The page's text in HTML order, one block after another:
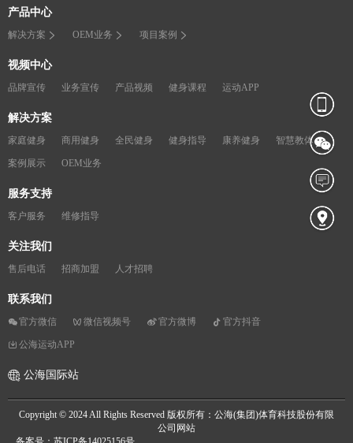
产品中心
解决方案 OEM业务 项目案例
视频中心
品牌宣传 业务宣传 产品视频 健身课程 运动APP
解决方案
家庭健身 商用健身 全民健身 健身指导 康养健身 智慧教体
案例展示 OEM业务
服务支持
客户服务 维修指导
关注我们
售后电话 招商加盟 人才招聘
联系我们
官方微信 微信视频号 官方微博 官方抖音
公海运动APP
公海国际站
Copyright © 2024 All Rights Reserved 版权所有：公海(集团)体育科技股份有限
公司网站